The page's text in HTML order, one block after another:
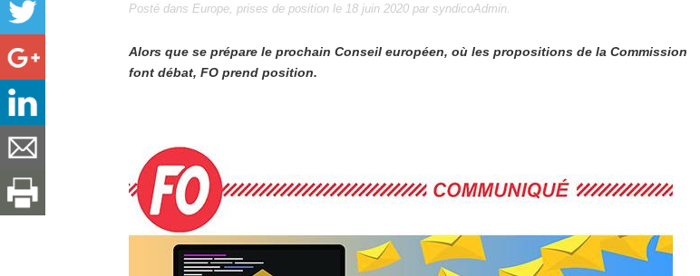
Posté dans Europe, prises de position le 18 juin 2020 par syndicoAdmin.
Alors que se prépare le prochain Conseil européen, où les propositions de la Commission
font débat, FO prend position.